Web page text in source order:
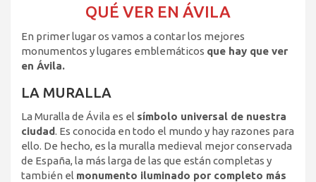
QUÉ VER EN ÁVILA
En primer lugar os vamos a contar los mejores
monumentos y lugares emblemáticos que hay que ver
en Ávila.
LA MURALLA
La Muralla de Ávila es el símbolo universal de nuestra
ciudad. Es conocida en todo el mundo y hay razones para
ello. De hecho, es la muralla medieval mejor conservada
de España, la más larga de las que están completas y
también el monumento iluminado por completo más